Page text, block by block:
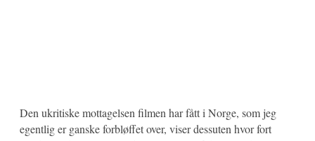
Den ukritiske mottagelsen filmen har fått i Norge, som jeg
egentlig er ganske forbløffet over, viser dessuten hvor fort